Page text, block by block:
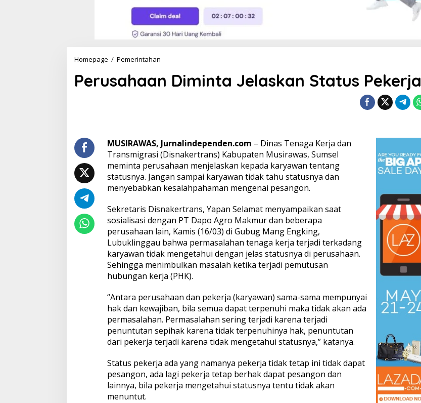
Homepage / Pemerintahan
r
u
n
D
i
m
i
n
J
e
l
a
s
k
a
n
t
a
t
u
s
P
k
e
r
j
Perusahaan Diminta Jelaskan Status Pekerja
MUSIRAWAS, Jurnalindependen.com – Dinas Tenaga Kerja dan
Transmigrasi (Disnakertrans) Kabupaten Musirawas, Sumsel
meminta perusahaan menjelaskan kepada karyawan tentang
statusnya. Jangan sampai karyawan tidak tahu statusnya dan
menyebabkan kesalahpahaman mengenai pesangon.
Sekretaris Disnakertrans, Yapan Selamat menyampaikan saat
sosialisasi dengan PT Dapo Agro Makmur dan beberapa
perusahaan lain, Kamis (16/03) di Gubug Mang Engking,
Lubuklinggau bahwa permasalahan tenaga kerja terjadi terkadang
karyawan tidak mengetahui dengan jelas statusnya di perusahaan.
Sehingga menimbulkan masalah ketika terjadi pemutusan
hubungan kerja (PHK).
“Antara perusahaan dan pekerja (karyawan) sama-sama mempunyai
hak dan kewajiban, bila semua dapat terpenuhi maka tidak akan ada
permasalahan. Permasalahan sering terjadi karena terjadi
penuntutan sepihak karena tidak terpenuhinya hak, penuntutan
dari pekerja terjadi karena tidak mengetahui statusnya,” katanya.
Status pekerja ada yang namanya pekerja tidak tetap ini tidak dapat
pesangon, ada lagi pekerja tetap berhak dapat pesangon dan
lainnya, bila pekerja mengetahui statusnya tentu tidak akan
menuntut.